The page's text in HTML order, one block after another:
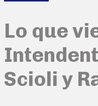
Lo que
Scioli y